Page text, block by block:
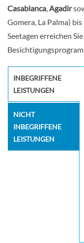
Casablanca,Agadir
Gomera, La Palma) bis
Seetagen erreichen
INBEGRIFFENE
LEISTUNGEN
NICHT
INBEGRIFFENE
LEISTUNGEN